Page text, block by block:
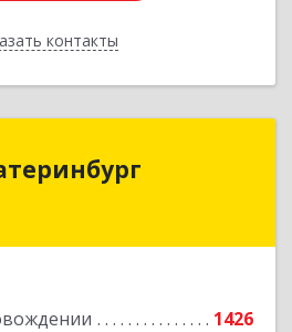
контакты
Назад
1426
1С-Екатеринбург
обл, Екатеринбург г, 8